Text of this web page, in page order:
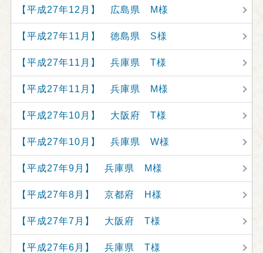
【平成27年12月】 広島県 M様
【平成27年11月】 徳島県 S様
【平成27年11月】 兵庫県 T様
【平成27年11月】 兵庫県 M様
【平成27年10月】 大阪府 T様
【平成27年10月】 兵庫県 W様
【平成27年9月】 兵庫県 M様
【平成27年8月】 京都府 H様
【平成27年7月】 大阪府 T様
【平成27年6月】 兵庫県 T様